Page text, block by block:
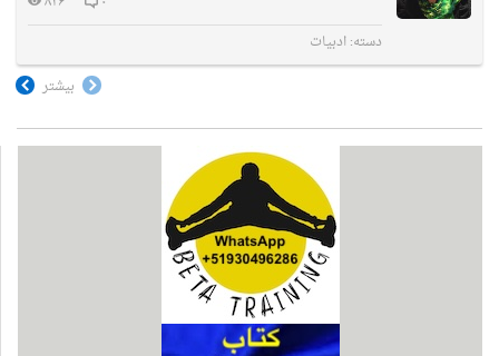
دسته:ادبیات
بیشتر